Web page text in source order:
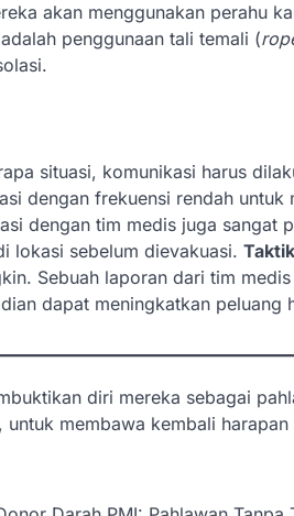
akan menggunakan perahu
penggunaan tali temali (
situasi, komunikasi harus
dengan frekuensi rendah untuk
dengan tim medis juga sangat
lokasi sebelum dievakuasi.
Sebuah laporan dari tim
dapat meningkatkan peluang
diri mereka sebagai
membawa kembali